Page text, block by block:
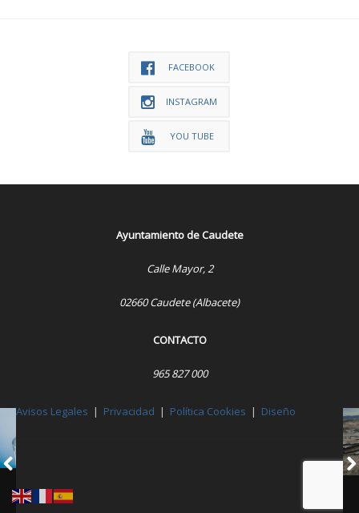
FACEBOOK
INSTAGRAM
YOU TUBE
Ayuntamiento de Caudete
Calle Mayor, 2
02660 Caudete (Albacete)
CONTACTO
965 827 000
Avisos Legales | Privacidad | Política Cookies | Diseño